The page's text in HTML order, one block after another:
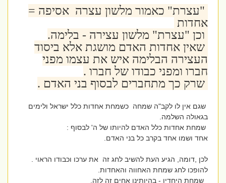
"עצרת" כאמור מלשון עצרה אסיפה =
אחדות
וכן "עצרת" מלשון עצירה - בלימה.
שאין אחדות האדם מושגת אלא ביסוד
העצירה הבלימה איש את עצמו מפני
חברו ומפני כבודו של חברו .
שרק כך מתחברים לבסוף בני האדם .
שגם אין לו לקב"ה שמחה כשמחת אחדות כלל ישראל ולימים
בגאולה השלמה.
שמחת אחדות כלל האדם להיותו של ה' לבסוף :
אחד ושמו אחד בקרב כל בני האדם.
לכן ,דומה, הגיע העת להשיב לחג זה את ערכו וכבודו הראוי .
להופכו לחג שמחת האחווה והאחדות.
שמחת היחדיו - בהיותינו אחים זה לזה.